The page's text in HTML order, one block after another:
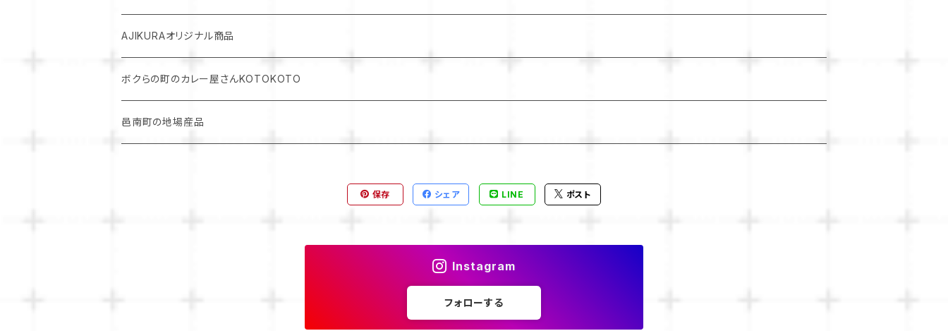
パスタソース単品
AJIKURAオリジナル商品
ボクらの町のカレー屋さんKOTOKOTO
邑南町の地場産品
保存 シェア LINE ポスト
Instagram
フォローする